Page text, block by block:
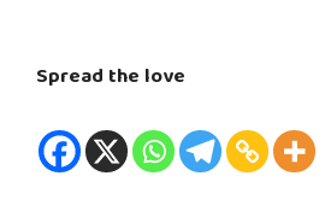
Spread the love